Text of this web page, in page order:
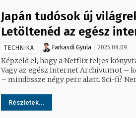
Japán tudósok új
Letöltenéd az egész
TECHNIKA Farkasdi Gyula 2025.08.09.
Képzeld el, hogy a Netflix teljes
Vagy az egész Internet Archívumot –
– mindössze négy perc alatt. Sci-fi?
Részletek...